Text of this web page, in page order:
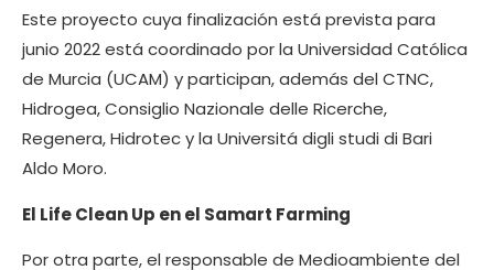
Este proyecto cuya finalización está prevista para
junio 2022 está coordinado por la Universidad Católica
de Murcia (UCAM) y participan, además del CTNC,
Hidrogea, Consiglio Nazionale delle Ricerche,
Regenera, Hidrotec y la Universitá digli studi di Bari
Aldo Moro.
El Life Clean Up en el Samart Farming
Por otra parte, el responsable de Medioambiente del